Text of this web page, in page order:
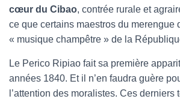
cœur du Cibao, contrée rurale et
ce que certains maestros du merengue
« musique champêtre » de la
Le Perico Ripiao fait sa première
années 1840. Et il n’en faudra guère
l’attention des moralistes. Ces derniers